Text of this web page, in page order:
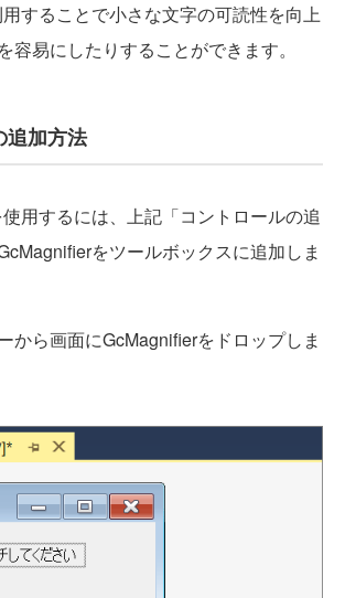
することで小さな文字の可読性を向上
容易にしたりすることができます。
加方法
用するには、上記「コントロールの追
をツールボックスに追加しま
から画面にGcMagnifierをドロップしま